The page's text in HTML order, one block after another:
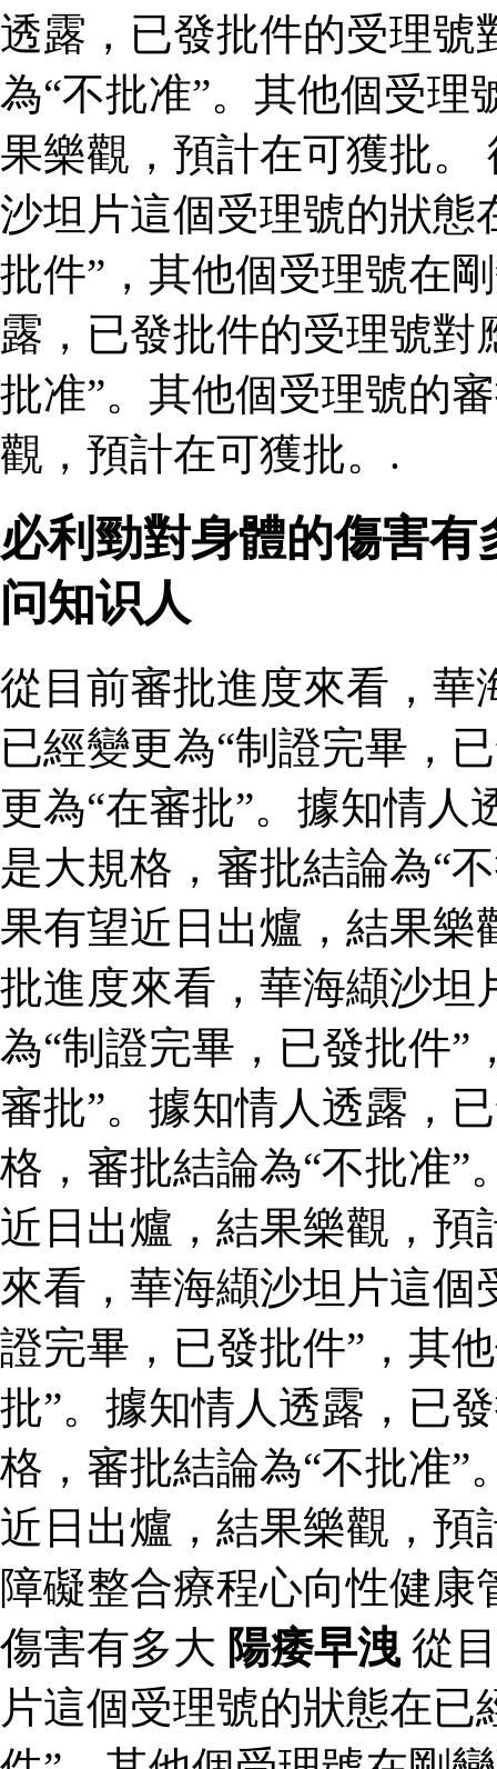
透露，已發批件的受理號
為“不批准”。其他個受理
果樂觀，預計在可獲批。
沙坦片這個受理號的狀態
批件”，其他個受理號在
露，已發批件的受理號對
批准”。其他個受理號的
觀，預計在可獲批。.
必利勁對身體的傷害
问知识人
從目前審批進度來看，華
已經變更為“制證完畢，
更為“在審批”。據知情
是大規格，審批結論為“
果有望近日出爐，結果樂
批進度來看，華海纈沙坦
為“制證完畢，已發批件”
審批”。據知情人透露，
格，審批結論為“不批准”
近日出爐，結果樂觀，預
來看，華海纈沙坦片這個
證完畢，已發批件”，其
批”。據知情人透露，已
格，審批結論為“不批准”
近日出爐，結果樂觀，
障礙整合療程心向性健
傷害有多大 陽痿早洩 從
片這個受理號的狀態在